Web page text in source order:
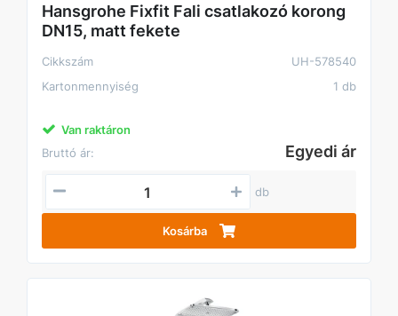
Hansgrohe Fixfit Fali csatlakozó korong
DN15, matt fekete
Cikkszám
UH-578540
Kartonmennyiség
1 db
Van raktáron
Bruttó ár:
Egyedi ár
db
Kosárba